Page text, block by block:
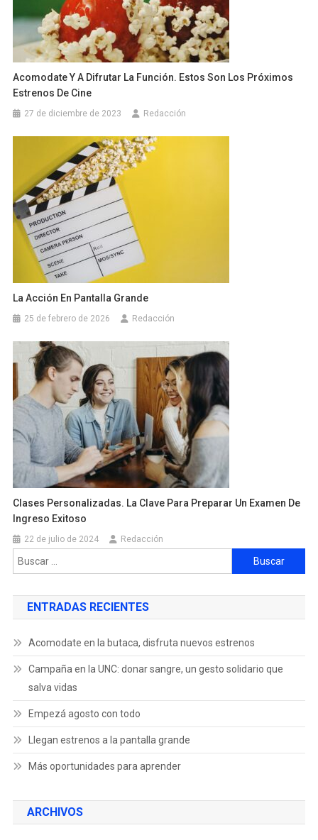
Acomodate Y A Difrutar La Función. Estos Son Los Próximos
Estrenos De Cine
27 de diciembre de 2023 Redacción
La Acción En Pantalla Grande
25 de febrero de 2026 Redacción
Clases Personalizadas. La Clave Para Preparar Un Examen De
Ingreso Exitoso
22 de julio de 2024 Redacción
ENTRADAS RECIENTES
Acomodate en la butaca, disfruta nuevos estrenos
Campaña en la UNC: donar sangre, un gesto solidario que
salva vidas
Empezá agosto con todo
Llegan estrenos a la pantalla grande
Más oportunidades para aprender
ARCHIVOS